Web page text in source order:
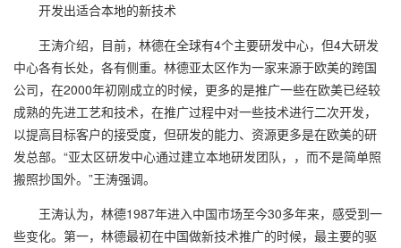
开发出适合本地的新技术
王涛介绍，目前，林德在全球有4个主要研发中心，但4大研发
中心各有长处，各有侧重。林德亚太区作为一家来源于欧美的跨国
公司，在2000年初刚成立的时候，更多的是推广一些在欧美已经较
成熟的先进工艺和技术，在推广过程中对一些技术进行二次开发，
以提高目标客户的接受度，但研发的能力、资源更多是在欧美的研
发总部。“亚太区研发中心通过建立本地研发团队，，而不是简单照
搬照抄国外。”王涛强调。
王涛认为，林德1987年进入中国市场至今30多年来，感受到一
些变化。第一，林德最初在中国做新技术推广的时候，最主要的驱